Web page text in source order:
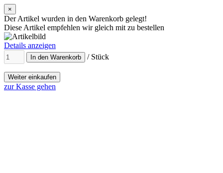
×
Der Artikel wurden in den Warenkorb gelegt!
Diese Artikel empfehlen wir gleich mit zu bestellen
Details anzeigen
In den Warenkorb / Stück
Weiter einkaufen
zur Kasse gehen